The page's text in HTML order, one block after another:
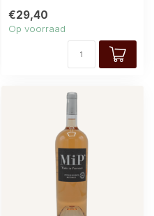
€29,40
Op voorraad